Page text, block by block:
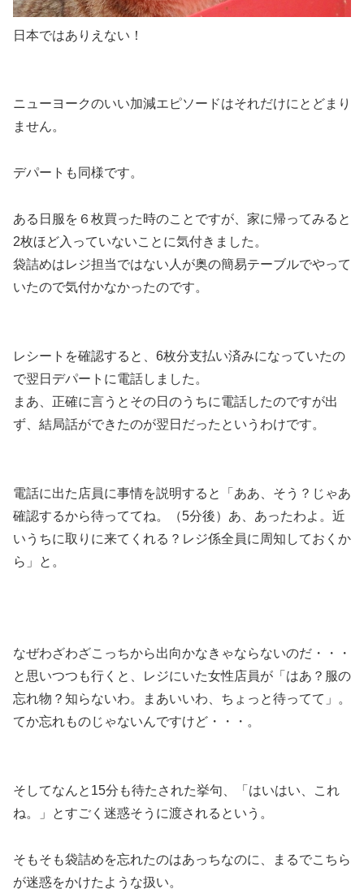
日本ではありえない！
ニューヨークのいい加減エピソードはそれだけにとどまり
ません。
デパートも同様です。
ある日服を６枚買った時のことですが、家に帰ってみると
2枚ほど入っていないことに気付きました。
袋詰めはレジ担当ではない人が奥の簡易テーブルでやって
いたので気付かなかったのです。
レシートを確認すると、6枚分支払い済みになっていたの
で翌日デパートに電話しました。
まあ、正確に言うとその日のうちに電話したのですが出
ず、結局話ができたのが翌日だったというわけです。
電話に出た店員に事情を説明すると「ああ、そう？じゃあ
確認するから待っててね。（5分後）あ、あったわよ。近
いうちに取りに来てくれる？レジ係全員に周知しておくか
ら」と。
なぜわざわざこっちから出向かなきゃならないのだ・・・
と思いつつも行くと、レジにいた女性店員が「はあ？服の
忘れ物？知らないわ。まあいいわ、ちょっと待ってて」。
てか忘れものじゃないんですけど・・・。
そしてなんと15分も待たされた挙句、「はいはい、これ
ね。」とすごく迷惑そうに渡されるという。
そもそも袋詰めを忘れたのはあっちなのに、まるでこちら
が迷惑をかけたような扱い。